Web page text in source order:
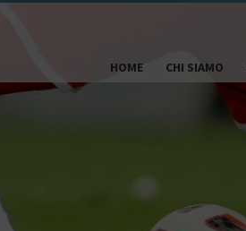
HOME CHI SIAMO